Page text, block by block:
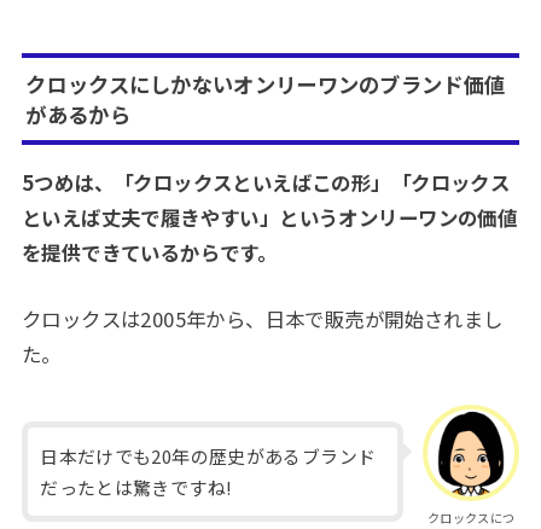
クロックスにしかないオンリーワンのブランド価値
があるから
5つめは、「クロックスといえばこの形」「クロックス
といえば丈夫で履きやすい」というオンリーワンの価値
を提供できているからです。
クロックスは2005年から、日本で販売が開始されまし
た。
クロックスにつ
日本だけでも20年の歴史があるブランド
だったとは驚きですね!